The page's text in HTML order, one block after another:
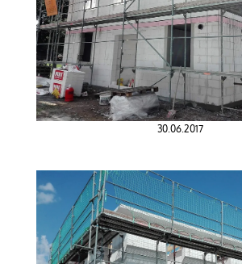
30.06.2017